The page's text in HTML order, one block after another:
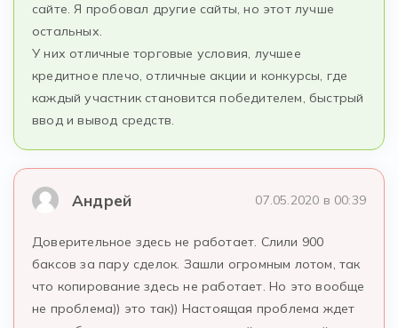
сайте. Я пробовал другие сайты, но этот лучше
остальных.
У них отличные торговые условия, лучшее
кредитное плечо, отличные акции и конкурсы, где
каждый участник становится победителем, быстрый
ввод и вывод средств.
Андрей 07.05.2020 в 00:39
Доверительное здесь не работает. Слили 900
баксов за пару сделок. Зашли огромным лотом, так
что копирование здесь не работает. Но это вообще
не проблема)) это так)) Настоящая проблема ждет